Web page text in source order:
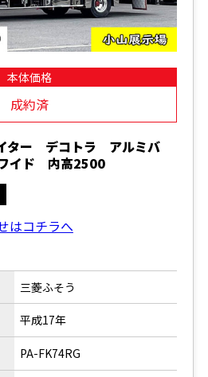
本体価格
成約済
ター デコトラ アルミバ
イド 内高2500
はコチラへ
三菱ふそう
平成17年
PA-FK74RG